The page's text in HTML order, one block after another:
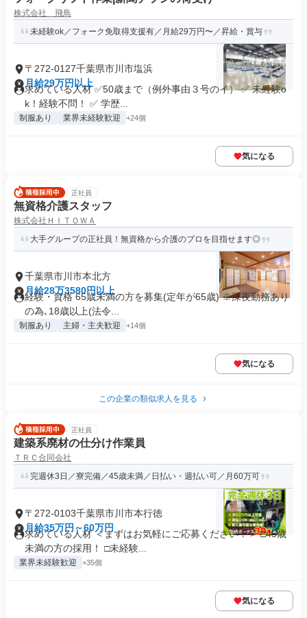
株式会社 飛鳥
未経験ok／フォーク免取得支援有／月給29万円〜／昇給・賞与
〒272-0127千葉県市川市塩浜
月給29万円以上
求めている人材 ✅50歳まで（例外事由３号のイ） ✅ 未経験o
k！経験不問！ ✅ 学歴...
制服あり 業界未経験歓迎 +24個
気になる
正社員
無資格介護スタッフ
株式会社ＨＩＴＯＷＡ
大手グループの正社員！無資格から介護のプロを目指せます◎
千葉県市川市本北方
月給28万3580円以上
経験・資格 65歳未満の方を募集(定年が65歳) ※深夜勤務あり
の為､18歳以上(法令...
制服あり 主婦・主夫歓迎 +14個
気になる
この企業の類似求人を見る
正社員
建築系廃材の仕分け作業員
ＴＲＣ合同会社
完週休3日／寮完備／45歳未満／日払い・週払い可／月60万可
〒272-0103千葉県市川市本行徳
月給35万円～60万円
求めている人材 ＜まずはお気軽にご応募ください！＞ □45歳
未満の方の採用！ □未経験...
業界未経験歓迎 +35個
気になる